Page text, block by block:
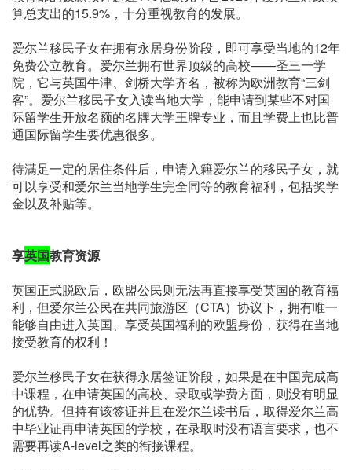
算总支出的15.9%，十分重视教育的发展。
爱尔兰移民子女在拥有永居身份阶段，即可享受当地的12年
免费公立教育。爱尔兰拥有世界顶级的高校——圣三一学
院，它与英国牛津、剑桥大学齐名，被称为欧洲教育“三剑
客”。爱尔兰移民子女入读当地大学，能申请到某些不对国
际留学生开放名额的名牌大学王牌专业，而且学费上也比普
通国际留学生要优惠很多。
待满足一定的居住条件后，申请入籍爱尔兰的移民子女，就
可以享受和爱尔兰当地学生完全同等的教育福利，包括奖学
金以及补贴等。
享英国教育资源
英国正式脱欧后，欧盟公民则无法再直接享受英国的教育福
利，但爱尔兰公民在共同旅游区（CTA）协议下，拥有唯一
能够自由进入英国、享受英国福利的欧盟身份，获得在当地
接受教育的权利！
爱尔兰移民子女在获得永居签证阶段，如果是在中国完成高
中课程，在申请英国的高校、录取或学费方面，则没有明显
的优势。但持有该签证并且在爱尔兰读书后，取得爱尔兰高
中毕业证再申请英国的学校，在录取时没有语言要求，也不
需要再读A-level之类的衔接课程。